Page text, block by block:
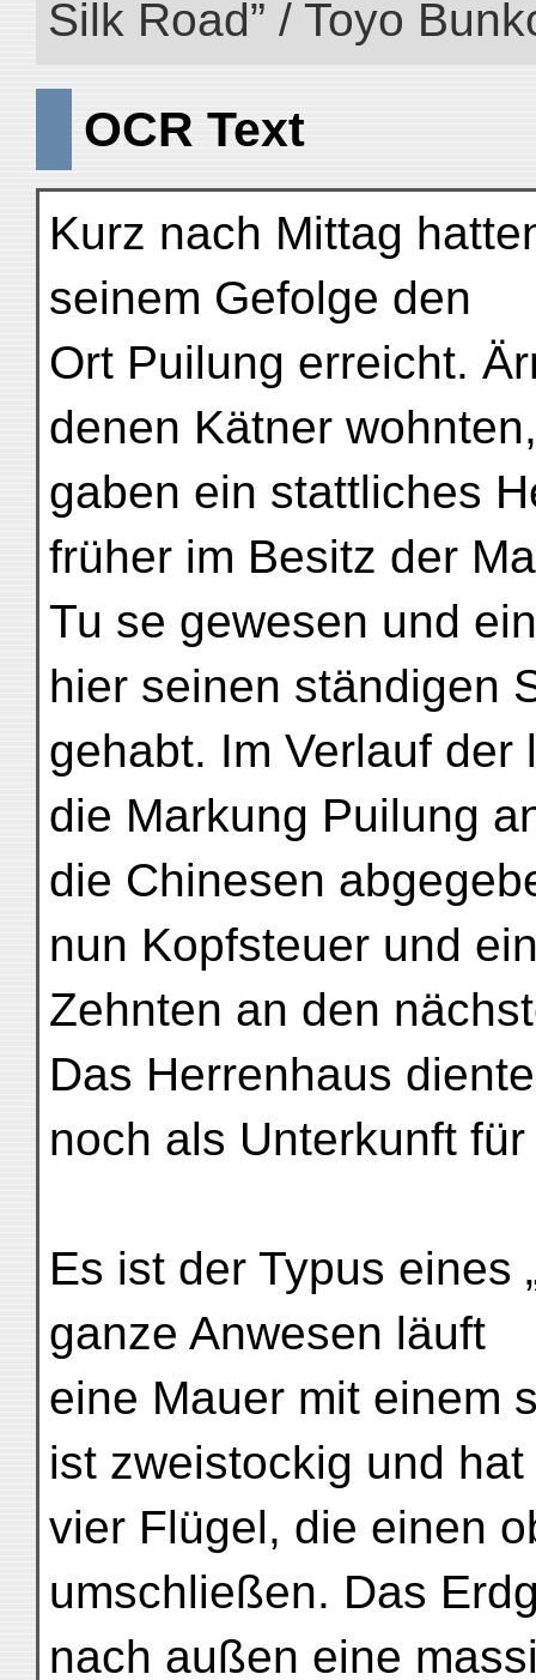
Silk Road” / Toyo
OCR Text
Kurz nach Mittag
seinem Gefolge den
Ort Puilung erreicht.
denen Kätner
gaben ein stattliches
früher im Besitz der
Tu se gewesen und
hier seinen ständigen
gehabt. Im Verlauf
die Markung Puilung
die Chinesen
nun Kopfsteuer und
Zehnten an den
Das Herrenhaus
noch als Unterkunft
Es ist der Typus eines
ganze Anwesen läuft
eine Mauer mit einem
ist zweistockig und hat
vier Flügel, die einen
umschließen. Das
nach außen eine